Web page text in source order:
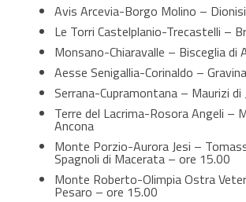
Avis Arcevia-Borgo Molino –
Le Torri Castelplanio-Trecastelli –
Monsano-Chiaravalle – Bisceglia di
Aesse Senigallia-Corinaldo –
Serrana-Cupramontana – Maurizi di
Terre del Lacrima-Rosora Angeli –
Ancona
Monte Porzio-Aurora Jesi –
Spagnoli di Macerata – ore 15.00
Monte Roberto-Olimpia Ostra
Pesaro – ore 15.00